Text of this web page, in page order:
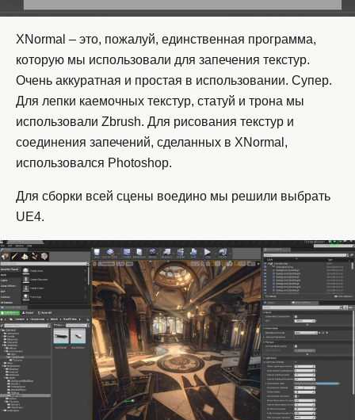
XNormal – это, пожалуй, единственная программа,
которую мы использовали для запечения текстур.
Очень аккуратная и простая в использовании. Супер.
Для лепки каемочных текстур, статуй и трона мы
использовали Zbrush. Для рисования текстур и
соединения запечений, сделанных в XNormal,
использовался Photoshop.
Для сборки всей сцены воедино мы решили выбрать
UE4.